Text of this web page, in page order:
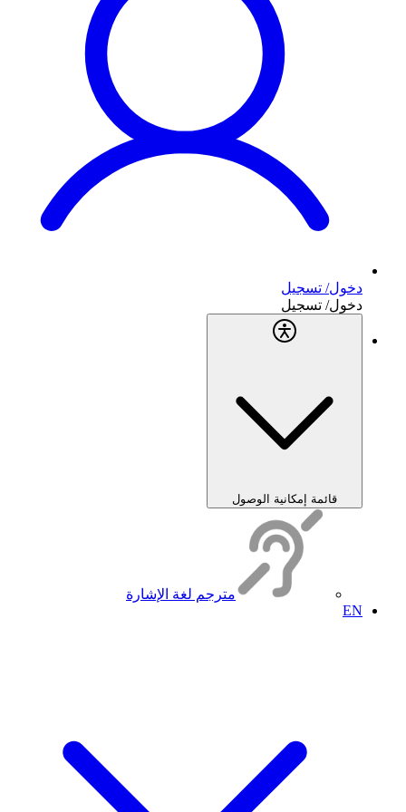
دخول/ تسجيل
دخول/ تسجيل
قائمة إمكانية الوصول
مترجم لغة الإشارة
EN